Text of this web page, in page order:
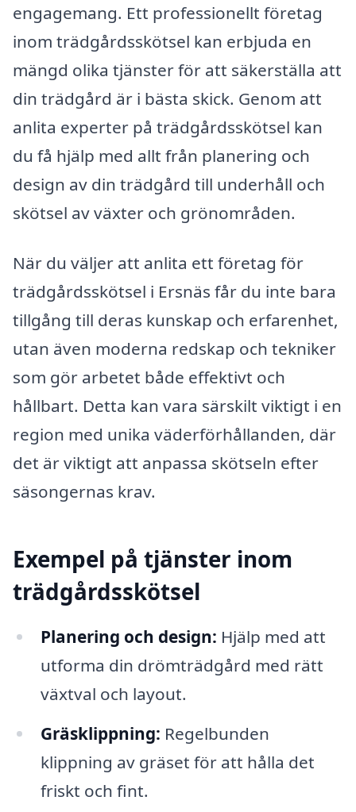
engagemang. Ett professionellt företag
inom trädgårdsskötsel kan erbjuda en
mängd olika tjänster för att säkerställa att
din trädgård är i bästa skick. Genom att
anlita experter på trädgårdsskötsel kan
du få hjälp med allt från planering och
design av din trädgård till underhåll och
skötsel av växter och grönområden.
När du väljer att anlita ett företag för
trädgårdsskötsel i Ersnäs får du inte bara
tillgång till deras kunskap och erfarenhet,
utan även moderna redskap och tekniker
som gör arbetet både effektivt och
hållbart. Detta kan vara särskilt viktigt i en
region med unika väderförhållanden, där
det är viktigt att anpassa skötseln efter
säsongernas krav.
Exempel på tjänster inom
trädgårdsskötsel
Planering och design: Hjälp med att
utforma din drömträdgård med rätt
växtval och layout.
Gräsklippning: Regelbunden
klippning av gräset för att hålla det
friskt och fint.